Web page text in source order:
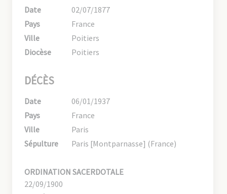
Date
02/07/1877
Pays
France
Ville
Poitiers
Diocèse
Poitiers
DÉCÈS
Date
06/01/1937
Pays
France
Ville
Paris
Sépulture
Paris [Montparnasse] (France)
ORDINATION SACERDOTALE
22/09/1900